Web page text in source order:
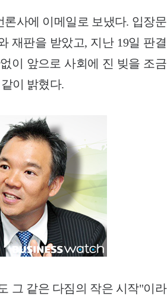
사에 이메일로 보냈다. 입장문
재판을 받았고, 지난 19일 판결
이 앞으로 사회에 진 빚을 조금
이 밝혔다.
그 같은 다짐의 작은 시작"이라